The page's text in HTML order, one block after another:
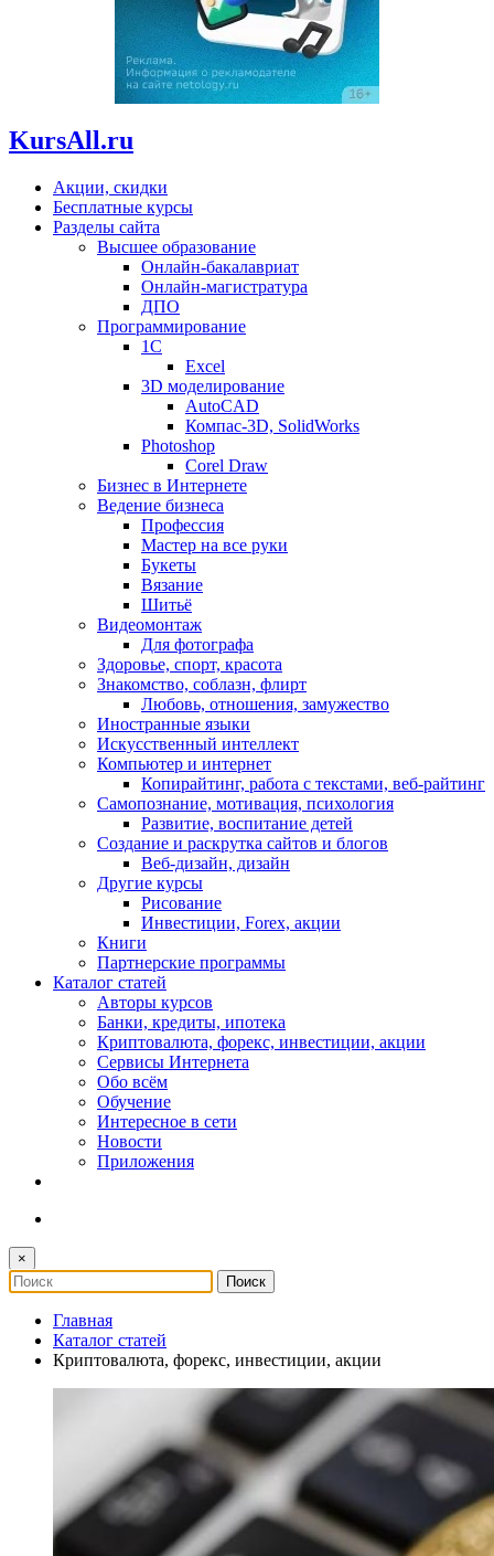
KursAll.ru
Акции, скидки
Бесплатные курсы
Разделы сайта
Высшее образование
Онлайн-бакалавриат
Онлайн-магистратура
ДПО
Программирование
1С
Excel
3D моделирование
AutoCAD
Компас-3D, SolidWorks
Photoshop
Corel Draw
Бизнес в Интернете
Ведение бизнеса
Профессия
Мастер на все руки
Букеты
Вязание
Шитьё
Видеомонтаж
Для фотографа
Здоровье, спорт, красота
Знакомство, соблазн, флирт
Любовь, отношения, замужество
Иностранные языки
Искусственный интеллект
Компьютер и интернет
Копирайтинг, работа с текстами, веб-райтинг
Самопознание, мотивация, психология
Развитие, воспитание детей
Создание и раскрутка сайтов и блогов
Веб-дизайн, дизайн
Другие курсы
Рисование
Инвестиции, Forex, акции
Книги
Партнерские программы
Каталог статей
Авторы курсов
Банки, кредиты, ипотека
Криптовалюта, форекс, инвестиции, акции
Сервисы Интернета
Обо всём
Обучение
Интересное в сети
Новости
Приложения
×
Главная
Каталог статей
Криптовалюта, форекс, инвестиции, акции